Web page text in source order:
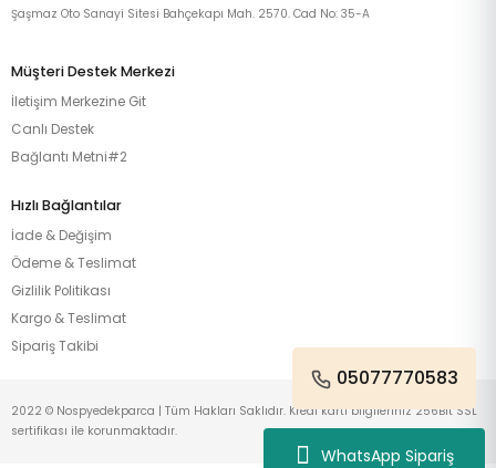
WhatsApp Sipariş
Şaşmaz Oto Sanayi Sitesi Bahçekapı Mah. 2570. Cad No: 35-A
Müşteri Destek Merkezi
İletişim Merkezine Git
Canlı Destek
Bağlantı Metni#2
Hızlı Bağlantılar
İade & Değişim
Ödeme & Teslimat
Gizlilik Politikası
Kargo & Teslimat
Sipariş Takibi
05077770583
2022 © Nospyedekparca | Tüm Hakları Saklıdır. Kredi kartı bilgileriniz 256Bit SSL
sertifikası ile korunmaktadır.